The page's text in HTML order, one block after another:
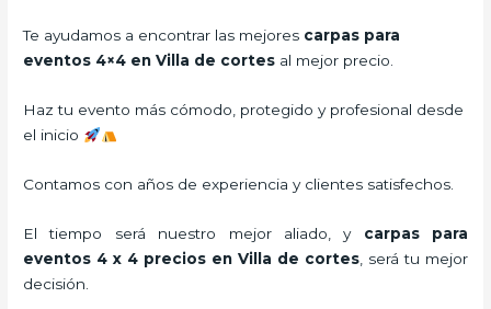
Te ayudamos a encontrar las mejores carpas para
eventos 4×4 en Villa de cortes al mejor precio.
Haz tu evento más cómodo, protegido y profesional desde
el inicio
Contamos con años de experiencia y clientes satisfechos.
El tiempo será nuestro mejor aliado, y carpas para
eventos 4 x 4 precios en Villa de cortes, será tu mejor
decisión.